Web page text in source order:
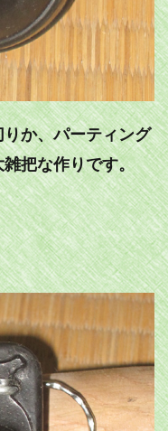
か、パーティング
把な作りです。